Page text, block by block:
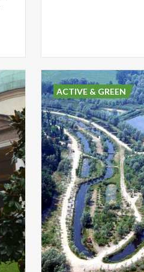
ACTIVE & GREEN